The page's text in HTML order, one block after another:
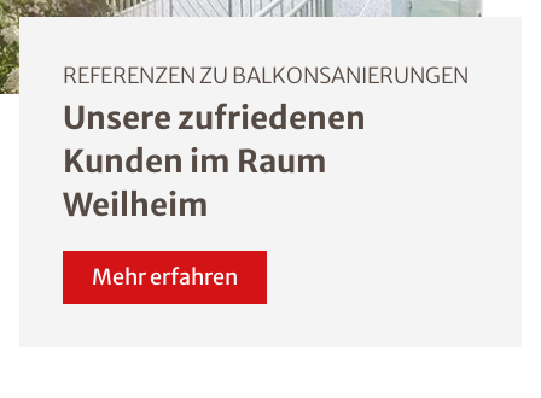
REFERENZEN ZU BALKONSANIERUNGEN
Unsere zufriedenen
Kunden im Raum
Weilheim
Mehr erfahren